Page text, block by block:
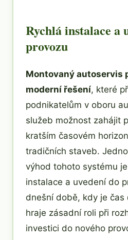
Rychlá instalace a
provozu
Montovaný autoservis
moderní řešení, které
podnikatelům v oboru
služeb možnost zahájit
kratším časovém
tradičních staveb.
výhod tohoto systému
instalace a uvedení do
dnešní době, kdy je čas
hraje zásadní roli při
investici do nového